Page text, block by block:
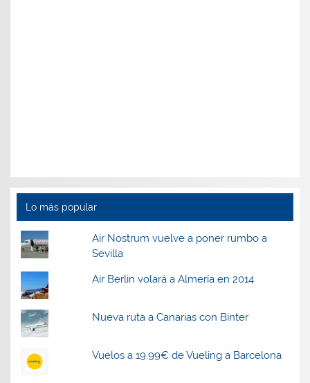
Lo más popular
Air Nostrum vuelve a poner rumbo a
Sevilla
Air Berlin volará a Almería en 2014
Nueva ruta a Canarias con Binter
Vuelos a 19,99€ de Vueling a Barcelona